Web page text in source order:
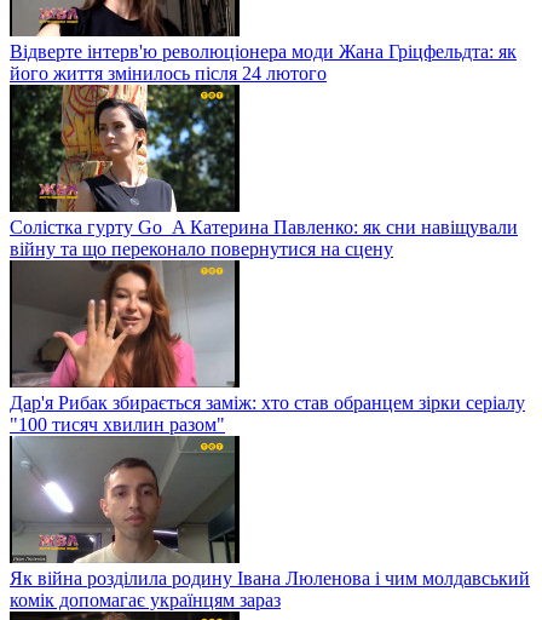
Відверте інтерв'ю революціонера моди Жана Гріцфельдта: як
його життя змінилось після 24 лютого
Солістка гурту Go_A Катерина Павленко: як сни навіщували
війну та що переконало повернутися на сцену
Дар'я Рибак збирається заміж: хто став обранцем зірки серіалу
"100 тисяч хвилин разом"
Як війна розділила родину Івана Люленова і чим молдавський
комік допомагає українцям зараз